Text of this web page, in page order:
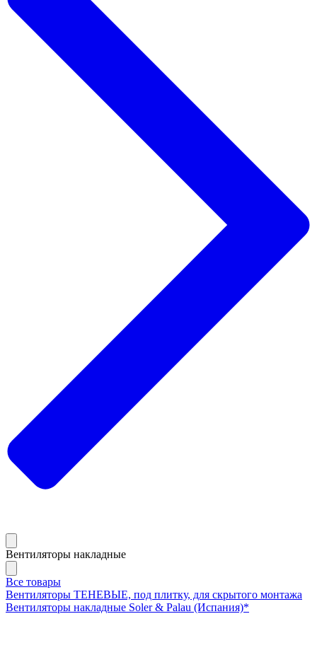
Вентиляторы накладные
Все товары
Вентиляторы ТЕНЕВЫЕ, под плитку, для скрытого монтажа
Вентиляторы накладные Soler & Palau (Испания)*